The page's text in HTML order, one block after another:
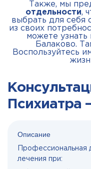
Также, мы
отдельности,
выбрать для себя
из своих
можете
Балаково.
Воспользуйтесь
Психиатра
Описание
Профессиональная
лечения при: